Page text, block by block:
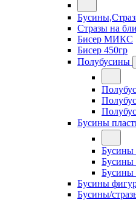
Стразы на
Бисер МИКС
Бисер 450гр
Полубусины
Бусины
Бусины
Бусины
Бусины
Бусины
Бусины/